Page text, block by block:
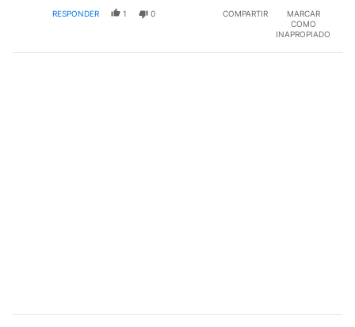
RESPONDER 1 0 COMPARTIR
MARCAR
COMO
INAPROPIADO